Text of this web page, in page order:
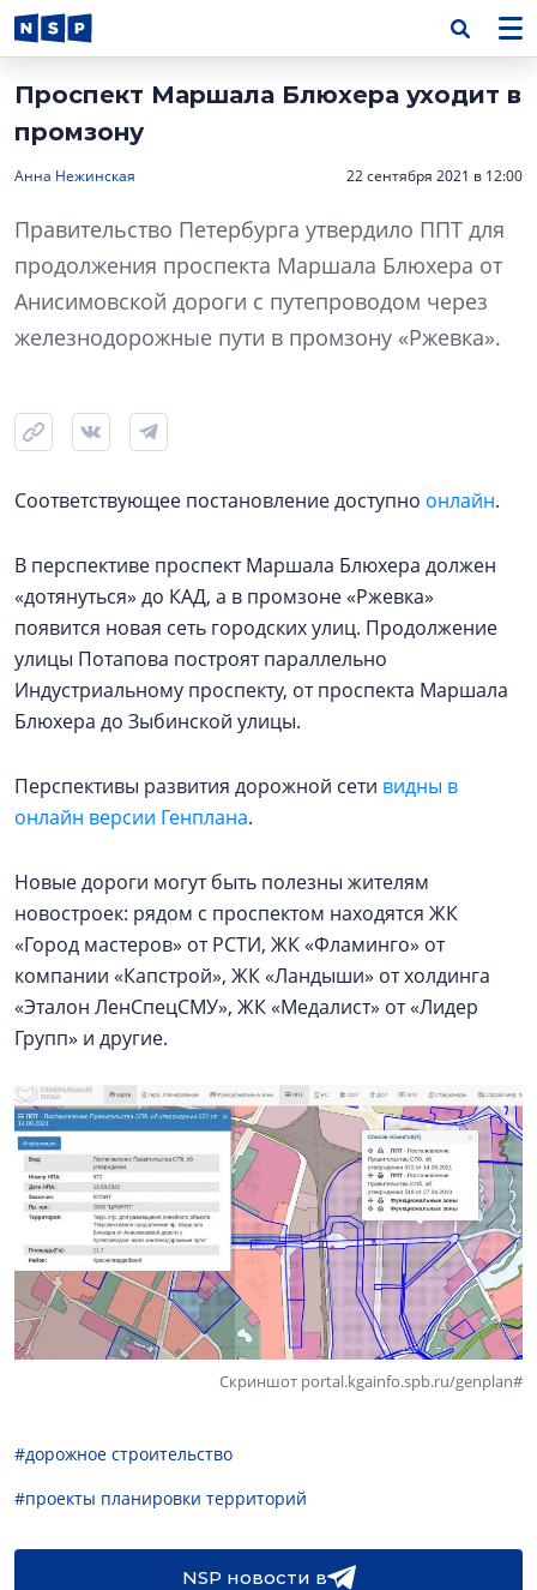
Проспект Маршала Блюхера уходит в
промзону
Анна Нежинская 22 сентября 2021 в 12:00
Правительство Петербурга утвердило ППТ для
продолжения проспекта Маршала Блюхера от
Анисимовской дороги с путепроводом через
железнодорожные пути в промзону «Ржевка».
Соответствующее постановление доступно онлайн.
В перспективе проспект Маршала Блюхера должен
«дотянуться» до КАД, а в промзоне «Ржевка»
появится новая сеть городских улиц. Продолжение
улицы Потапова построят параллельно
Индустриальному проспекту, от проспекта Маршала
Блюхера до Зыбинской улицы.
Перспективы развития дорожной сети видны в
онлайн версии Генплана.
Новые дороги могут быть полезны жителям
новостроек: рядом с проспектом находятся ЖК
«Город мастеров» от РСТИ, ЖК «Фламинго» от
компании «Капстрой», ЖК «Ландыши» от холдинга
«Эталон ЛенСпецСМУ», ЖК «Медалист» от «Лидер
Групп» и другие.
Скриншот portal.kgainfo.spb.ru/genplan#
#дорожное строительство
#проекты планировки территорий
NSP новости в